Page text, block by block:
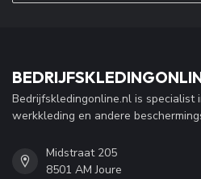
Bedrijfskledingonline.nl is specialist
werkkleding en andere
Midstraat 205
8501 AM Joure